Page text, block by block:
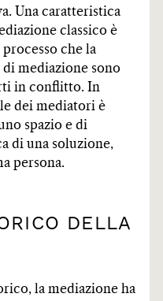
Una caratteristica
classico è
che la
mediazione sono
in conflitto. In
dei mediatori è
spazio e di
di una soluzione,
persona.
DELLA
la mediazione ha